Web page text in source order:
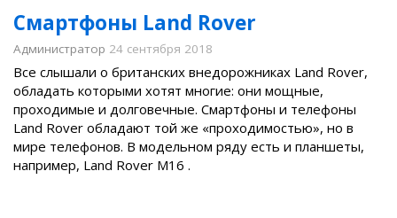
Смартфоны Land Rover
Администратор 24 сентября 2018
Все слышали о британских внедорожниках Land Rover,
обладать которыми хотят многие: они мощные,
проходимые и долговечные. Смартфоны и телефоны
Land Rover обладают той же «проходимостью», но в
мире телефонов. В модельном ряду есть и планшеты,
например, Land Rover M16 .